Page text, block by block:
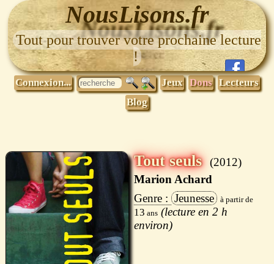
NousLisons.fr
Tout pour trouver votre prochaine lecture
!
Connexion... Jeux Dons Lecteurs
Blog
Tout seuls
2012
Marion Achard
Jeunesse
13 2 h